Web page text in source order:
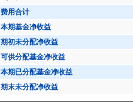
费用合计
本期基金净收益
期初未分配净收益
可供分配基金净收益
本期已分配基金净收益
期末未分配净收益